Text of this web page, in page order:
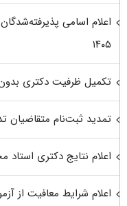
اعلام اسامی
۱۴۰۵
تکمیل ظرفیت دکتری بدون
تمدید ثبت‌نام متقاضیان
اعلام نتایج دکتری استاد
اعلام شرایط معافیت از